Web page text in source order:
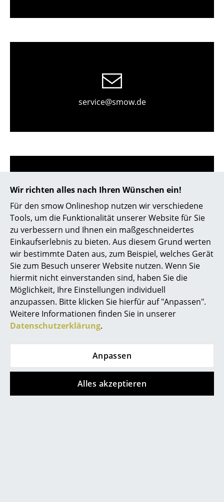
Wir richten alles nach Ihren Wünschen ein!
Für den smow Onlineshop nutzen wir verschiedene
Tools, um die Funktionalität unserer Website für Sie
zu verbessern und Ihnen ein maßgeschneidertes
Einkaufserlebnis zu bieten. Aus diesem Grund werten
wir bestimmte Daten aus, zum Beispiel, welches Gerät
Sie zum Besuch unserer Website nutzen. Wenn Sie
hiermit nicht einverstanden sind, haben Sie die
Möglichkeit, Ihre Einstellungen individuell
anzupassen. Bitte klicken Sie hierfür auf "Anpassen".
Weitere Informationen finden Sie in unserer
Datenschutzerklärung.
Anpassen
Alles akzeptieren
Garderoben
... alle Aufbewahrungsmöbel
Schreibtischleuchten
Stehleuchten & Leseleuchten
Bodenleuchten
Wandleuchten
Outdoor-Leuchten
Akkuleuchten
... alle Leuchten
Betten
Einzelbetten
service@smow.de
Store vor Ort kontaktieren
Bezahlung
FAQ